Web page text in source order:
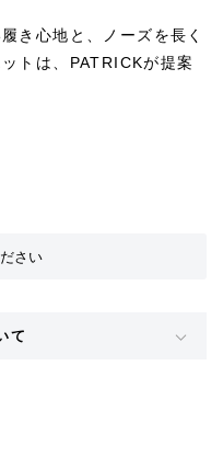
き心地と、ノーズを長く
トは、PATRICKが提案
さい
て